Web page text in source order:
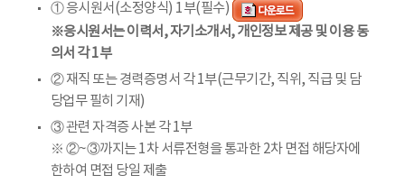
① 응시원서(소정양식) 1부(필수)
※응시원서는 이력서, 자기소개서, 개인정보 제공 및 이용 동
의서 각 1부
② 재직 또는 경력증명서 각 1부(근무기간, 직위, 직급 및 담
당업무 필히 기재)
③ 관련 자격증 사본 각 1부
※ ②~③까지는 1차 서류전형을 통과한 2차 면접 해당자에
한하여 면접 당일 제출